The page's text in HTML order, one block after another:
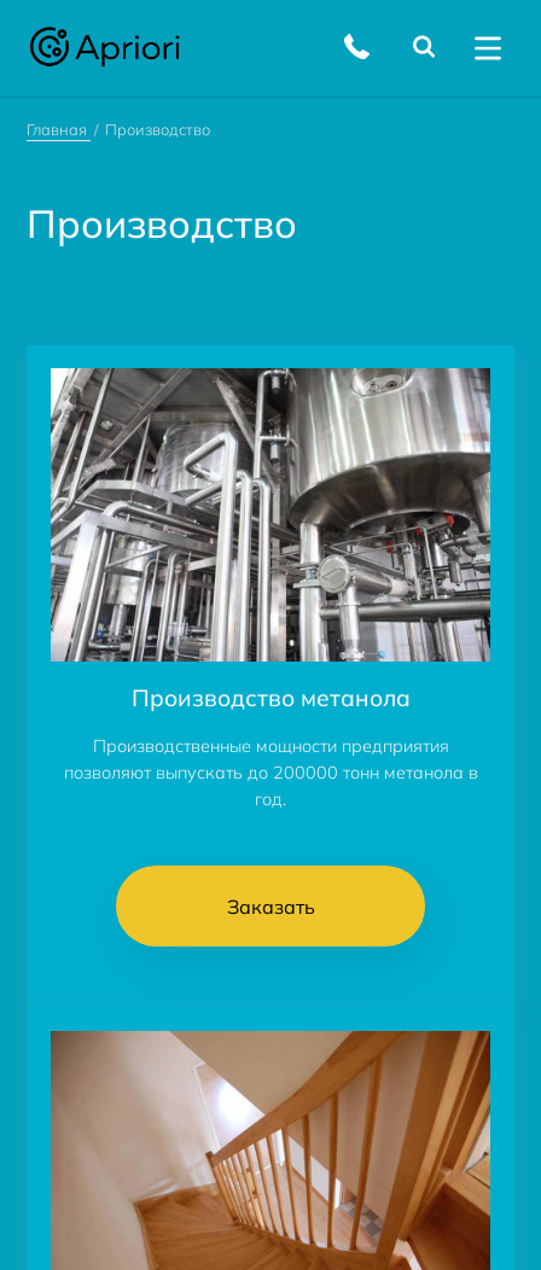
Главная Производство
Производство
Производство метанола
Производственные мощности предприятия
позволяют выпускать до 200000 тонн метанола в
год.
Заказать